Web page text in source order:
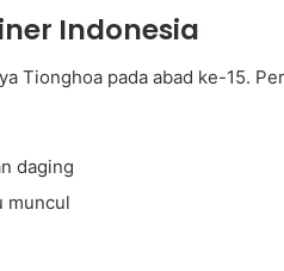
Indonesia
Tionghoa pada abad ke-15.
daging
muncul